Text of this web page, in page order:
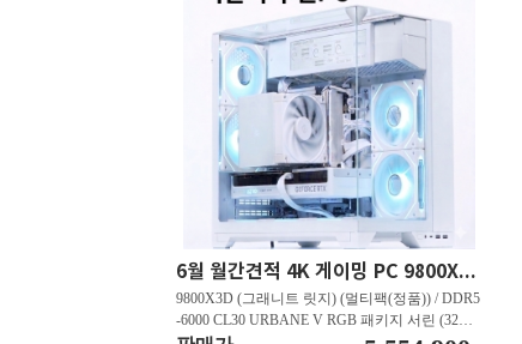
6월 월간견적 4K 게이밍 PC 9800X3D RTX 5080 GY512
9800X3D (그래니트 릿지) (멀티팩(정품)) / DDR5
-6000 CL30 URBANE V RGB 패키지 서린 (32GB